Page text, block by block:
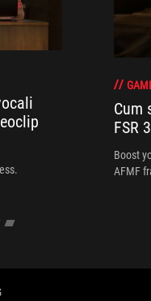
Cum
FSR
Boost
AFMF